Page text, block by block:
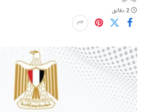
2 دقائق